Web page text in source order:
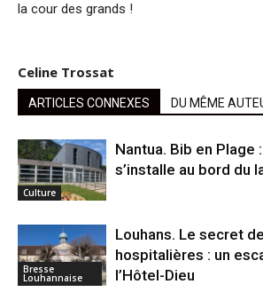
la cour des grands !
Celine Trossat
ARTICLES CONNEXES DU MÊME
Culture
Nantua. Bib en Plage
s’installe au bord du
Bresse
Louhannaise
Louhans. Le secret
hospitalières : un
l’Hôtel-Dieu